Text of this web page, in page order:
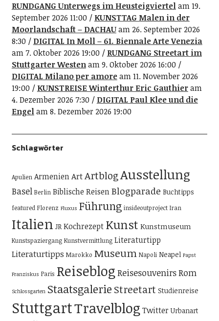
RUNDGANG Unterwegs im Heusteigviertelam 19.
September 2026 11:00
KUNSTTAG Malen in der
Moorlandschaft – DACHAUam 26. September 2026
8:30
DIGITAL In Moll – 61. Biennale Arte Venezia
am 7. Oktober 2026 19:00
RUNDGANG Streetart im
Stuttgarter Westenam 9. Oktober 2026 16:00
DIGITAL Milano per amoream 11. November 2026
19:00
KUNSTREISE Winterthur Eric Gauthieram
4. Dezember 2026 7:30
DIGITAL Paul Klee und die
Engelam 8. Dezember 2026 19:00
Schlagwörter
Apulien ArmenienArtArtblogAusstellung
Basel Berlin Biblische ReisenBlogparade Buchtipps
featured Florenz Fluxus Führung insideoutproject Iran
Italien JR Kochrezept Kunst Kunstmuseum
Kunstspaziergang Kunstvermittlung Literaturtipp
Literaturtipps Marokko Museum Napoli Neapel Papst
Franziskus Paris Reiseblog ReisesouvenirsRom
Schlossgarten Staatsgalerie Streetart Studienreise
StuttgartTravelblog Twitter Urbanart